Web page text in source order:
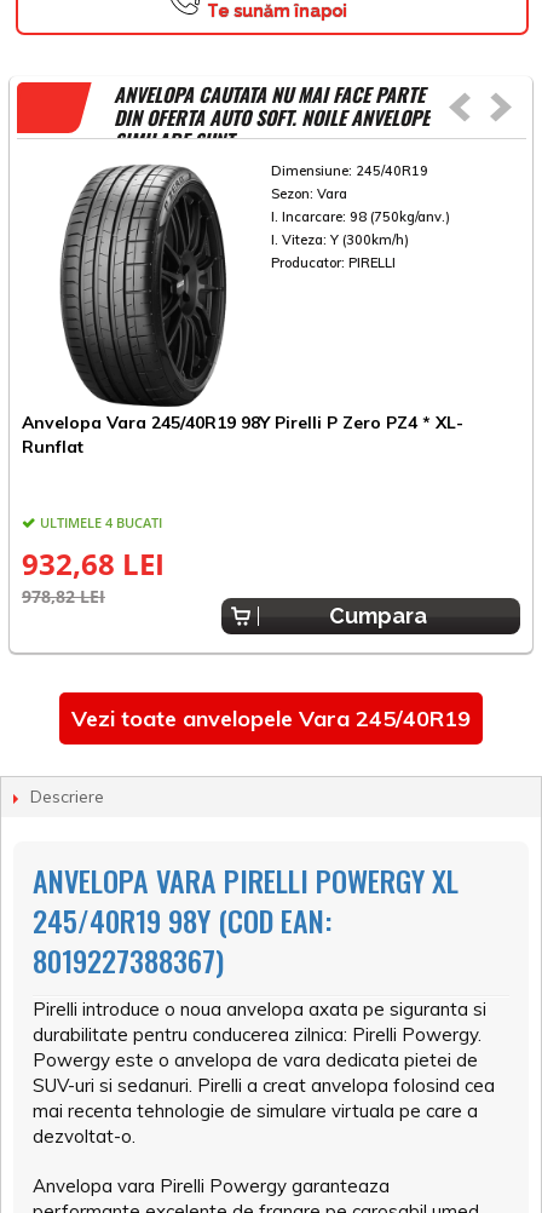
Te sunăm înapoi
ANVELOPA CAUTATA NU MAI FACE PARTE
DIN OFERTA AUTO SOFT. NOILE ANVELOPE
SIMILARE SUNT
Dimensiune: 245/40R19
Sezon: Vara
I. Incarcare: 98 (750kg/anv.)
I. Viteza: Y (300km/h)
Producator: PIRELLI
Anvelopa Vara 245/40R19 98Y Pirelli P Zero PZ4 * XL-
Runflat
ULTIMELE 4 BUCATI
932,68 LEI
978,82 LEI
Cumpara
Vezi toate anvelopele Vara 245/40R19
Descriere
ANVELOPA VARA PIRELLI POWERGY XL
245/40R19 98Y (COD EAN:
8019227388367)
Pirelli introduce o noua anvelopa axata pe siguranta si
durabilitate pentru conducerea zilnica: Pirelli Powergy.
Powergy este o anvelopa de vara dedicata pietei de
SUV-uri si sedanuri. Pirelli a creat anvelopa folosind cea
mai recenta tehnologie de simulare virtuala pe care a
dezvoltat-o.
Anvelopa vara Pirelli Powergy garanteaza